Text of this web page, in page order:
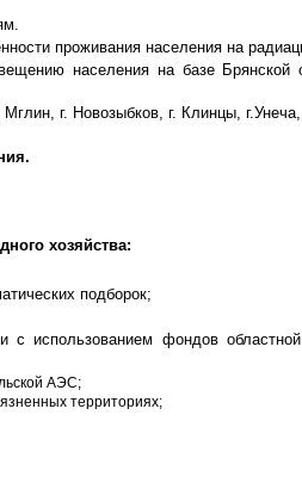
проживания населения на
населения на базе Брянской
г. Новозыбков, г. Клинцы,
хозяйства:
подборок;
использованием фондов
АЭС;
территориях;